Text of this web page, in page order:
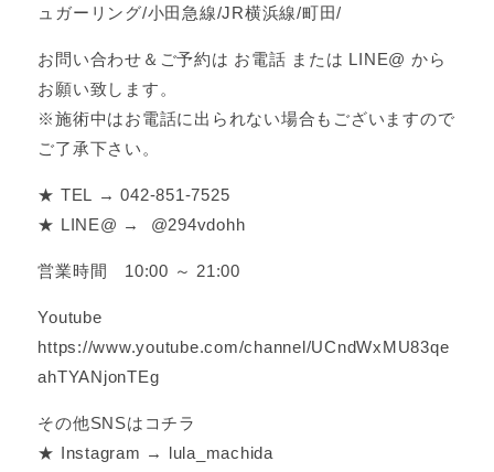
ュガーリング/小田急線/JR横浜線/町田/
お問い合わせ＆ご予約は お電話 または LINE@ から
お願い致します。
※施術中はお電話に出られない場合もございますので
ご了承下さい。
★ TEL → 042-851-7525
★ LINE@ → @294vdohh
営業時間 10:00 ～ 21:00
Youtube
https://www.youtube.com/channel/UCndWxMU83qe
ahTYANjonTEg
その他SNSはコチラ
★ Instagram → lula_machida